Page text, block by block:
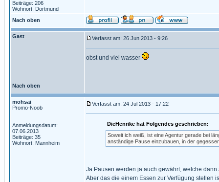
Beiträge: 206
Wohnort: Dortmund
Nach oben
Gast Verfasst am: 26 Jun 2013 - 9:26
obst und viel wasser
Nach oben
mohsai
Promo-Noob
Anmeldungsdatum:
07.06.2013
Beiträge: 35
Wohnort: Mannheim
Verfasst am: 24 Jul 2013 - 17:22
DieHenrike hat Folgendes geschrieben:
Soweit ich weiß, ist eine Agentur gerade bei
anständige Pause einzubauen, in der
Ja Pausen werden ja auch gewährt, welche
Aber das die einem Essen zur Verfügung stellen